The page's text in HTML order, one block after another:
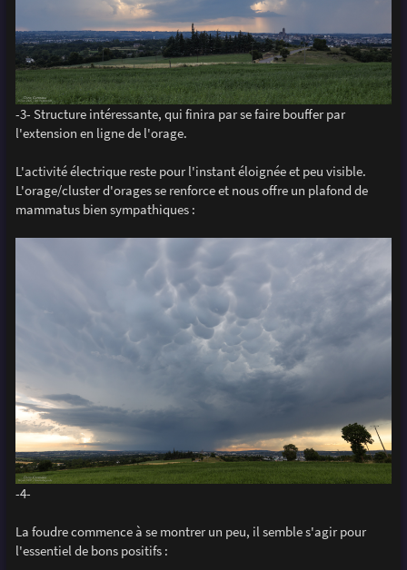
-3- Structure intéressante, qui finira par se faire bouffer par
l'extension en ligne de l'orage.
L'activité électrique reste pour l'instant éloignée et peu visible.
L'orage/cluster d'orages se renforce et nous offre un plafond de
mammatus bien sympathiques :
-4-
La foudre commence à se montrer un peu, il semble s'agir pour
l'essentiel de bons positifs :